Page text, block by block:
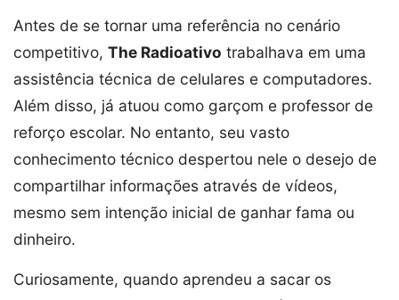
Antes de se tornar uma referência no cenário
competitivo, The Radioativo trabalhava em uma
assistência técnica de celulares e computadores.
Além disso, já atuou como garçom e professor de
reforço escolar. No entanto, seu vasto
conhecimento técnico despertou nele o desejo de
compartilhar informações através de vídeos,
mesmo sem intenção inicial de ganhar fama ou
dinheiro.
Curiosamente, quando aprendeu a sacar os